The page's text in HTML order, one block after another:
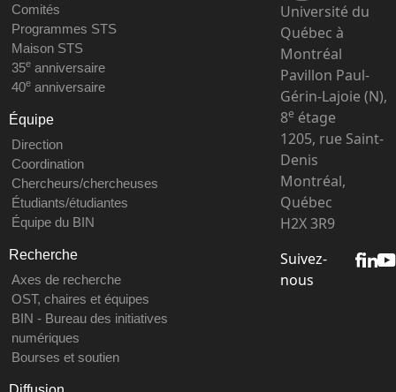
Comités
Programmes STS
Maison STS
35eanniversaire
40eanniversaire
Équipe
Direction
Coordination
Chercheurs/chercheuses
Étudiants/étudiantes
Équipe du BIN
Recherche
Axes de recherche
OST, chaires et équipes
BIN - Bureau des initiatives
numériques
Bourses et soutien
Université du
Québec à
Montréal
Pavillon Paul-
Gérin-Lajoie (N),
8e étage
1205, rue Saint-
Denis
Montréal,
Québec
H2X 3R9
Suivez-
nous